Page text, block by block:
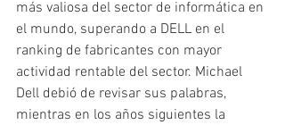
más valiosa del sector de informática en
el mundo, superando a DELL en el
ranking de fabricantes con mayor
actividad rentable del sector. Michael
Dell debió de revisar sus palabras,
mientras en los años siguientes la